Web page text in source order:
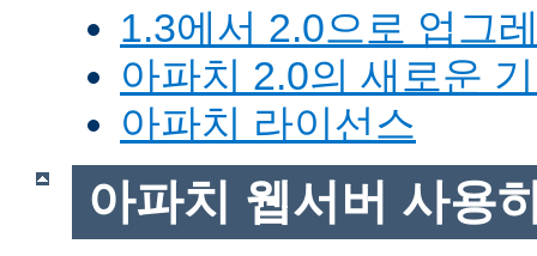
1.3에서 2.0으로 업그
아파치 2.0의 새로운
아파치 라이선스
아파치 웹서버 사용